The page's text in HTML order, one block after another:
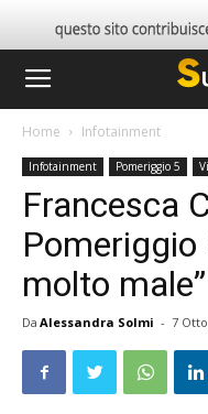
Home Infotainment
Infotainment Pomeriggio 5
Francesca
Pomeriggio
molto
Da Alessandra Solmi - 7